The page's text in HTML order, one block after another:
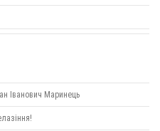
Іванович Маринець